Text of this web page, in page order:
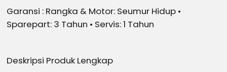
Garansi : Rangka & Motor: Seumur Hidup •
Sparepart: 3 Tahun • Servis: 1 Tahun
Deskripsi Produk Lengkap